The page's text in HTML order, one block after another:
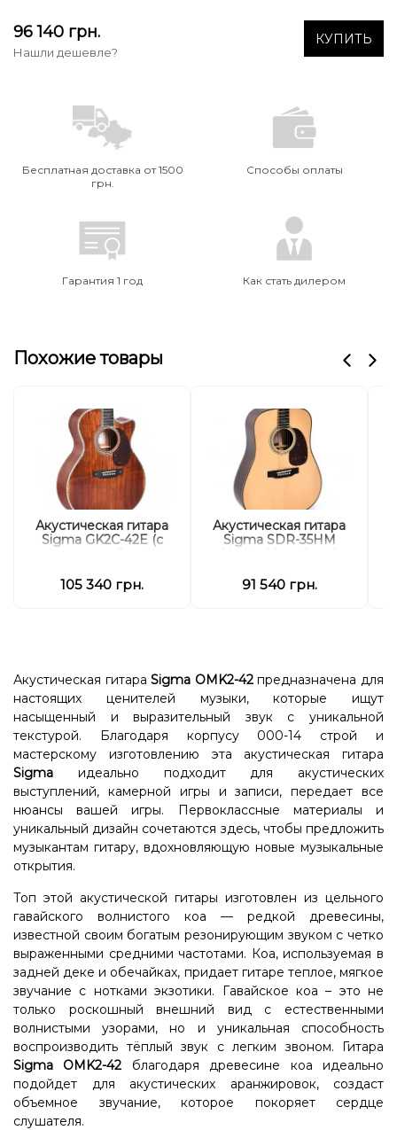
96 140 грн.
Нашли дешевле?
КУПИТЬ
Бесплатная доставка от 1500
грн.
Способы оплаты
Гарантия 1 год Как стать дилером
Похожие товары
Акустическая гитара
Sigma GK2C-42E (с
105 340 грн.
Акустическая гитара
Sigma SDR-35HM
91 540 грн.
Акустическая гитараSigma OMK2-42предназначена для
настоящих ценителей музыки, которые ищут
насыщенный и выразительный звук с уникальной
текстурой. Благодаря корпусу 000-14 строй и
мастерскому изготовлению эта акустическая гитара
Sigma идеально подходит для акустических
выступлений, камерной игры и записи, передает все
нюансы вашей игры. Первоклассные материалы и
уникальный дизайн сочетаются здесь, чтобы предложить
музыкантам гитару, вдохновляющую новые музыкальные
открытия.
Топ этой акустической гитары изготовлен из цельного
гавайского волнистого коа — редкой древесины,
известной своим богатым резонирующим звуком с четко
выраженными средними частотами. Коа, используемая в
задней деке и обечайках, придает гитаре теплое, мягкое
звучание с нотками экзотики. Гавайское коа – это не
только роскошный внешний вид с естественными
волнистыми узорами, но и уникальная способность
воспроизводить тёплый звук с легким звоном. Гитара
Sigma OMK2-42 благодаря древесине коа идеально
подойдет для акустических аранжировок, создаст
объемное звучание, которое покоряет сердце
слушателя.